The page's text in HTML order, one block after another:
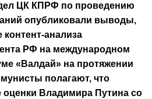
ЦК КПРФ по проведению
опубликовали выводы,
анализа
РФ на международном
«Валдай» на протяжении
полагают, что
оценки Владимира Путина со